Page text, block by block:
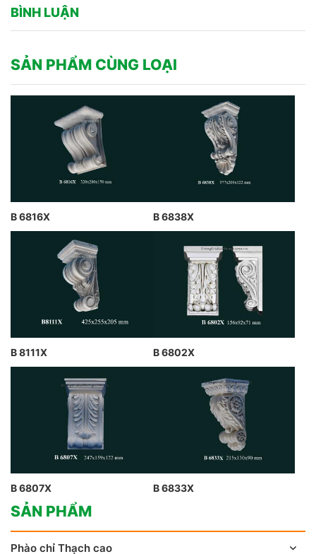
BÌNH LUẬN
SẢN PHẨM CÙNG LOẠI
B 6816X B 6838X
B 8111X B 6802X
B 6807X B 6833X
SẢN PHẨM
Phào chỉ Thạch cao